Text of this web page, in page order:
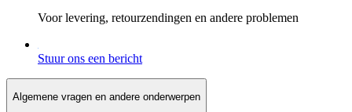
Voor levering, retourzendingen en andere problemen
Stuur ons een bericht
Algemene vragen en andere onderwerpen